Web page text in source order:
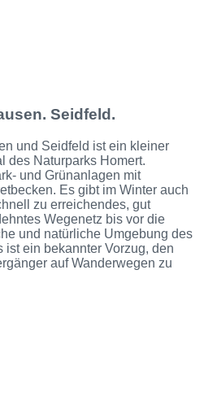
Seidfeld.
und Seidfeld ist ein kleiner
des Naturparks Homert.
und Grünanlagen mit
Es gibt im Winter auch
zu erreichendes, gut
Wegenetz bis vor die
und natürliche Umgebung des
ein bekannter Vorzug, den
auf Wanderwegen zu